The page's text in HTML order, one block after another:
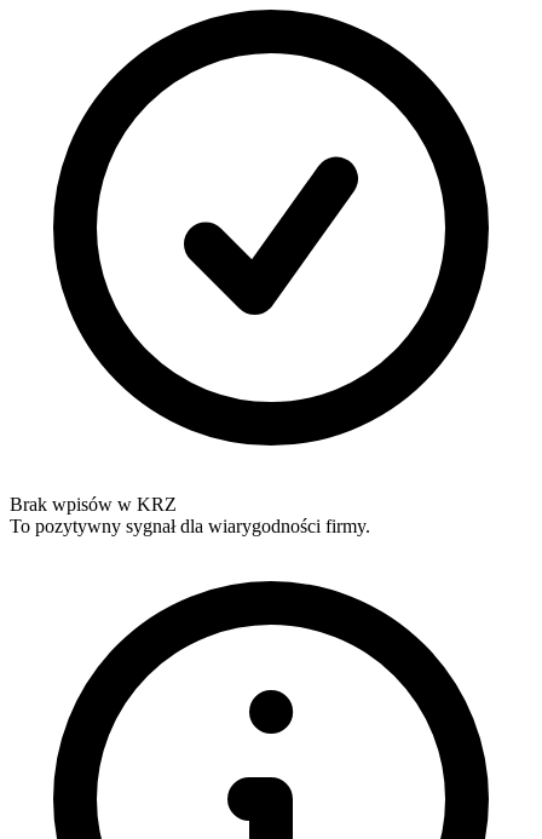
Brak wpisów w KRZ
To pozytywny sygnał dla wiarygodności firmy.